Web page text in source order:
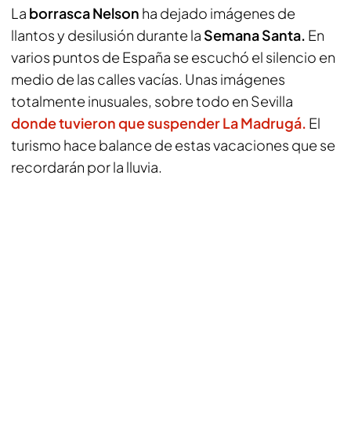
La borrasca Nelson ha dejado imágenes de
llantos y desilusión durante la Semana Santa. En
varios puntos de España se escuchó el silencio en
medio de las calles vacías. Unas imágenes
totalmente inusuales, sobre todo en Sevilla
donde tuvieron que suspender La Madrugá. El
turismo hace balance de estas vacaciones que se
recordarán por la lluvia.